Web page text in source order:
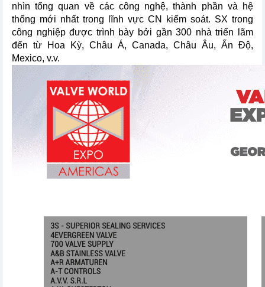
nhìn tổng quan về các công nghệ, thành phần và hệ
thống mới nhất trong lĩnh vực CN kiểm soát. SX trong
công nghiệp được trình bày bởi gần 300 nhà triển lãm
đến từ Hoa Kỳ, Châu Á, Canada, Châu Âu, Ấn Độ,
Mexico, v.v.